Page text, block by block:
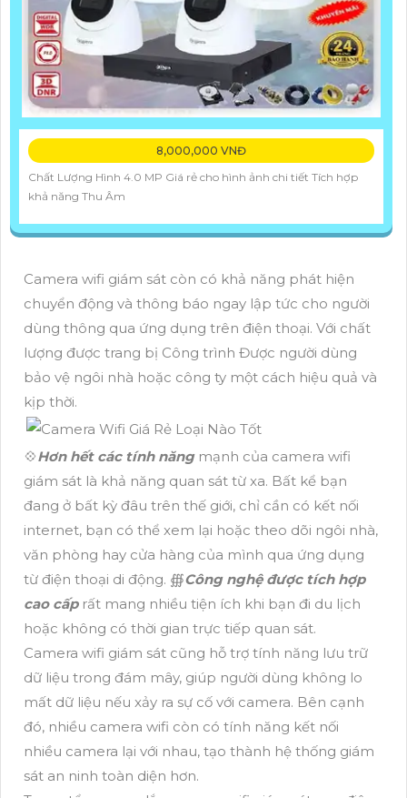
8,000,000 VNĐ
Chất Lượng Hình 4.0 MP Giá rẻ cho hình ảnh chi tiết Tích hợp
khả năng Thu Âm
Camera wifi giám sát còn có khả năng phát hiện
chuyển động và thông báo ngay lập tức cho người
dùng thông qua ứng dụng trên điện thoại. Với chất
lượng được trang bị Công trình Được người dùng
bảo vệ ngôi nhà hoặc công ty một cách hiệu quả và
kịp thời.
💠Hơn hết các tính năngmạnh của camera wifi
giám sát là khả năng quan sát từ xa. Bất kể bạn
đang ở bất kỳ đâu trên thế giới, chỉ cần có kết nối
internet, bạn có thể xem lại hoặc theo dõi ngôi nhà,
văn phòng hay cửa hàng của mình qua ứng dụng
từ điện thoại di động. ∰Công nghệ được tích hợp
cao cấprất mang nhiều tiện ích khi bạn đi du lịch
hoặc không có thời gian trực tiếp quan sát.
Camera wifi giám sát cũng hỗ trợ tính năng lưu trữ
dữ liệu trong đám mây, giúp người dùng không lo
mất dữ liệu nếu xảy ra sự cố với camera. Bên cạnh
đó, nhiều camera wifi còn có tính năng kết nối
nhiều camera lại với nhau, tạo thành hệ thống giám
sát an ninh toàn diện hơn.